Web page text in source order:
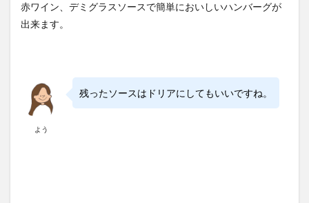
赤ワイン、デミグラスソースで簡単においしいハンバーグが
出来ます。
よう
残ったソースはドリアにしてもいいですね。